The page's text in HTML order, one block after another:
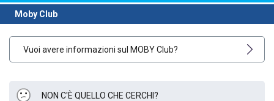
Moby Club
Vuoi avere informazioni sul MOBY Club?
NON C'È QUELLO CHE CERCHI?